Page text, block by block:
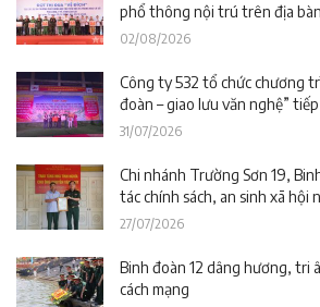
phổ thông nội trú trên địa
02/08/2026
Công ty 532 tổ chức chương
đoàn – giao lưu văn nghệ” tiếp sức công trường tại dự
án Trường phổ thông nội trú
31/07/2026
Chi nhánh Trường Sơn 19,
tác chính sách, an sinh xã hội
Ngày Thương binh – Liệt sĩ
27/07/2026
Binh đoàn 12 dâng hương, tri
cách mạng